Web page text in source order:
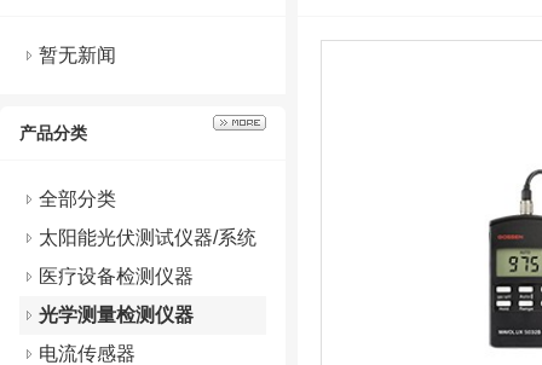
暂无新闻
产品分类
全部分类
太阳能光伏测试仪器/系统
医疗设备检测仪器
光学测量检测仪器
电流传感器